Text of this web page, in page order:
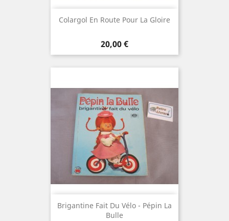
Colargol En Route Pour La Gloire
Prix
20,00 €
Brigantine Fait Du Vélo - Pépin La
Bulle